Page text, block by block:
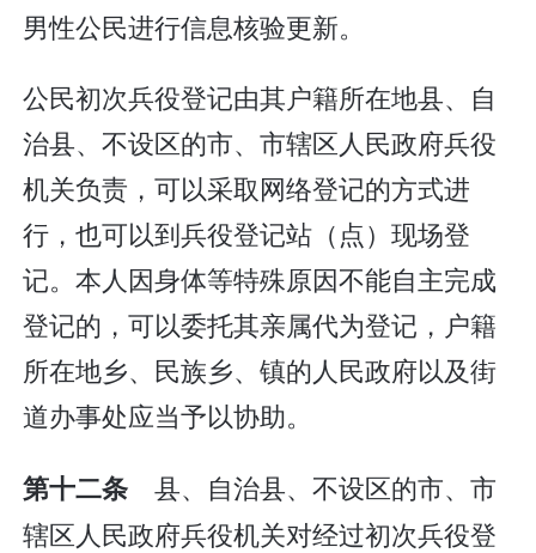
男性公民进行信息核验更新。
公民初次兵役登记由其户籍所在地县、自
治县、不设区的市、市辖区人民政府兵役
机关负责，可以采取网络登记的方式进
行，也可以到兵役登记站（点）现场登
记。本人因身体等特殊原因不能自主完成
登记的，可以委托其亲属代为登记，户籍
所在地乡、民族乡、镇的人民政府以及街
道办事处应当予以协助。
第十二条 县、自治县、不设区的市、市
辖区人民政府兵役机关对经过初次兵役登